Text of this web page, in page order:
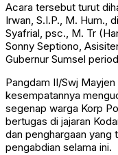
Acara tersebut turut
Irwan, S.I.P., M. Hum.,
Syafrial, psc., M. Tr
Sonny Septiono,
Gubernur Sumsel
Pangdam II/Swj
kesempatannya
segenap warga Korp
bertugas di jajaran
dan penghargaan yang
pengabdian selama ini.